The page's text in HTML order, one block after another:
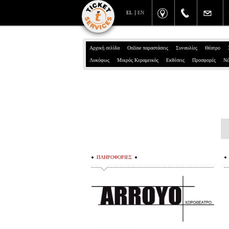
EN
EL
Αρχική σελίδα Online παραστάσεις Συναυλίες Θέατρο
Λυκόφως Μικρός Κεραμεικός Εκθέσεις Προσφορές
ΠΛΗΡΟΦΟΡΙΕΣ